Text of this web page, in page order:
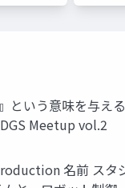
という意味を与え
Meetup vol.2
名前 スタ